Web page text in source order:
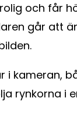
och får
går att
i kameran,
rynkorna i